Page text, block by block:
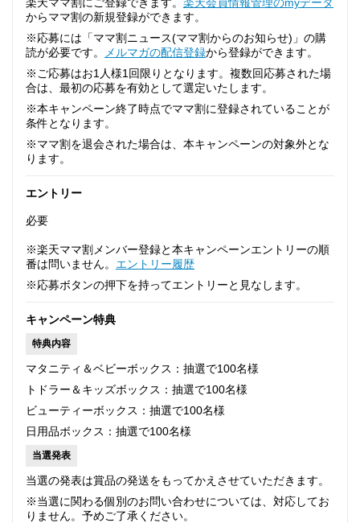
からママ割の新規登録ができます。
※応募には「ママ割ニュース(ママ割からのお知らせ)」の購
読が必要です。
メルマガの配信登録から登録ができます。
※ご応募はお1人様1回限りとなります。複数回応募された場
合は、最初の応募を有効として選定いたします。
※本キャンペーン終了時点でママ割に登録されていることが
条件となります。
※ママ割を退会された場合は、本キャンペーンの対象外とな
ります。
エントリー
必要
※楽天ママ割メンバー登録と本キャンペーンエントリーの順
番は問いません。 エントリー履歴
※応募ボタンの押下を持ってエントリーと見なします。
キャンペーン特典
特典内容
マタニティ＆ベビーボックス：抽選で100名様
トドラー＆キッズボックス：抽選で100名様
ビューティーボックス：抽選で100名様
日用品ボックス：抽選で100名様
当選発表
当選の発表は賞品の発送をもってかえさせていただきます。
※当選に関わる個別のお問い合わせについては、対応してお
りません。予めご了承ください。